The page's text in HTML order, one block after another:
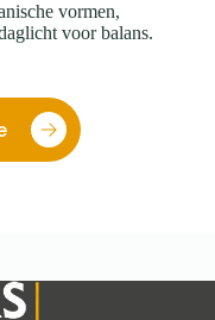
vormen,
voor balans.